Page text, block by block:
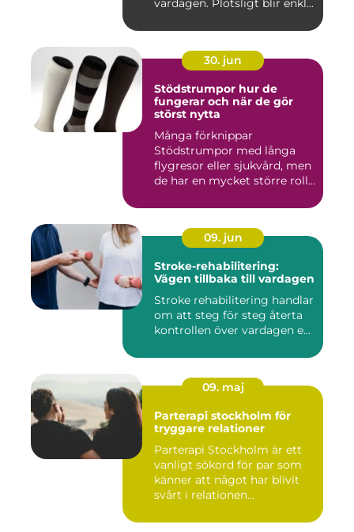
vardagen. Plötsligt blir enkl...
30. jun
Stödstrumpor hur de
fungerar och när de gör
störst nytta
Många förknippar
Stödstrumpor med långa
flygresor eller sjukvård, men
de har en mycket större roll
09. jun
Stroke-rehabilitering:
Vägen tillbaka till vardagen
Stroke rehabilitering handlar
om att steg för steg återta
kontrollen över vardagen e...
09. maj
Parterapi stockholm för
tryggare relationer
Parterapi Stockholm är ett
vanligt sökord för par som
känner att något har blivit
svårt i relationen...